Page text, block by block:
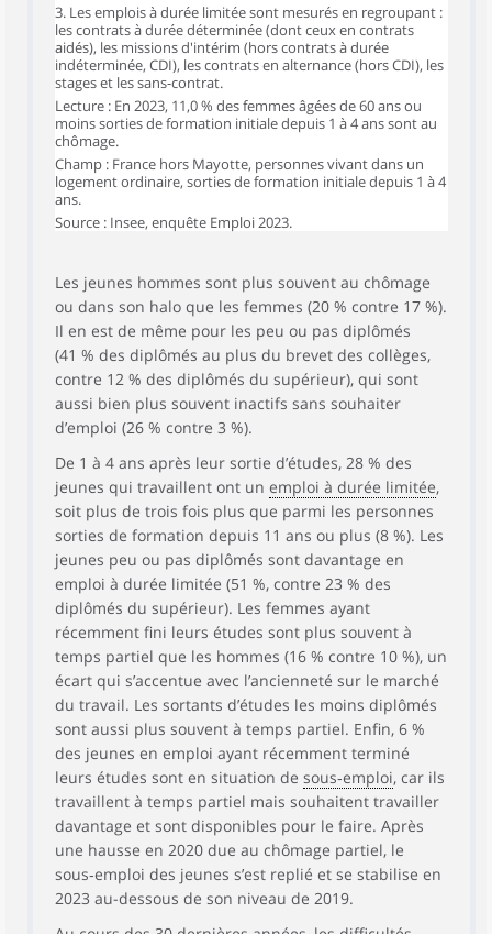
3. Les emplois à durée limitée sont mesurés en regroupant :
les contrats à durée déterminée (dont ceux en contrats
aidés), les missions d'intérim (hors contrats à durée
indéterminée, CDI), les contrats en alternance (hors CDI), les
stages et les sans-contrat.
Lecture : En 2023, 11,0 % des femmes âgées de 60 ans ou
moins sorties de formation initiale depuis 1 à 4 ans sont au
chômage.
Champ : France hors Mayotte, personnes vivant dans un
logement ordinaire, sorties de formation initiale depuis 1 à 4
ans.
Source : Insee, enquête Emploi 2023.
Les jeunes hommes sont plus souvent au chômage
ou dans son halo que les femmes (20 % contre 17 %).
Il en est de même pour les peu ou pas diplômés
(41 % des diplômés au plus du brevet des collèges,
contre 12 % des diplômés du supérieur), qui sont
aussi bien plus souvent inactifs sans souhaiter
d’emploi (26 % contre 3 %).
De 1 à 4 ans après leur sortie d’études, 28 % des
jeunes qui travaillent ont un emploi à durée limitée,
soit plus de trois fois plus que parmi les personnes
sorties de formation depuis 11 ans ou plus (8 %). Les
jeunes peu ou pas diplômés sont davantage en
emploi à durée limitée (51 %, contre 23 % des
diplômés du supérieur). Les femmes ayant
récemment fini leurs études sont plus souvent à
temps partiel que les hommes (16 % contre 10 %), un
écart qui s’accentue avec l’ancienneté sur le marché
du travail. Les sortants d’études les moins diplômés
sont aussi plus souvent à temps partiel. Enfin, 6 %
des jeunes en emploi ayant récemment terminé
leurs études sont en situation de sous‑emploi, car ils
travaillent à temps partiel mais souhaitent travailler
davantage et sont disponibles pour le faire. Après
une hausse en 2020 due au chômage partiel, le
sous‑emploi des jeunes s’est replié et se stabilise en
2023 au-dessous de son niveau de 2019.